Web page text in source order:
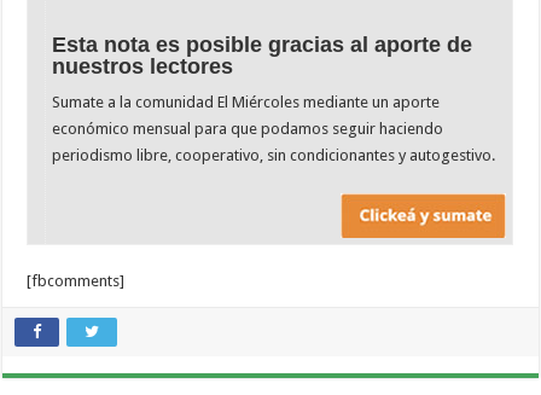
Esta nota es posible gracias al aporte de
nuestros lectores
Sumate a la comunidad El Miércoles mediante un aporte
económico mensual para que podamos seguir haciendo
periodismo libre, cooperativo, sin condicionantes y autogestivo.
[fbcomments]